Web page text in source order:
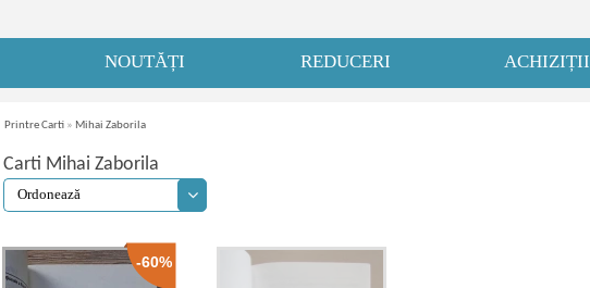
NOUTĂȚI REDUCERI ACHIZIȚII
Printre Carti » Mihai Zaborila
Carti Mihai Zaborila
-60%